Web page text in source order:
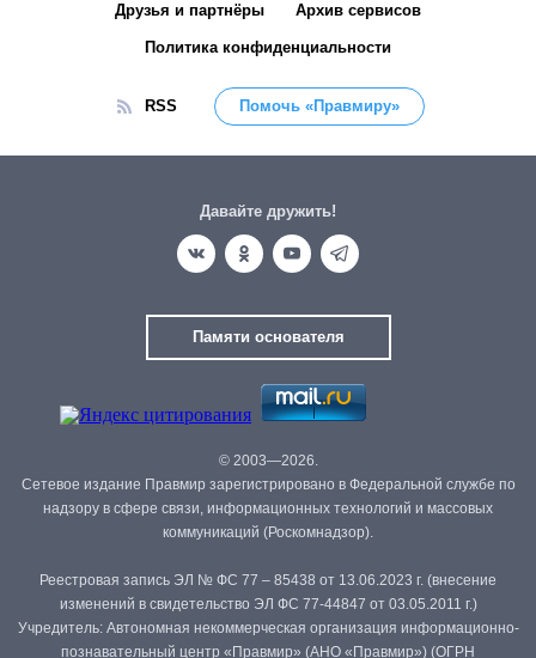
Друзья и партнёры Архив сервисов
Политика конфиденциальности
RSS Помочь «Правмиру»
Давайте дружить!
Памяти основателя
© 2003—2026.
Сетевое издание Правмир зарегистрировано в Федеральной службе по
надзору в сфере связи, информационных технологий и массовых
коммуникаций (Роскомнадзор).
Реестровая запись ЭЛ № ФС 77 – 85438 от 13.06.2023 г. (внесение
изменений в свидетельство ЭЛ ФС 77-44847 от 03.05.2011 г.)
Учредитель: Автономная некоммерческая организация информационно-
познавательный центр «Правмир» (АНО «Правмир») (ОГРН